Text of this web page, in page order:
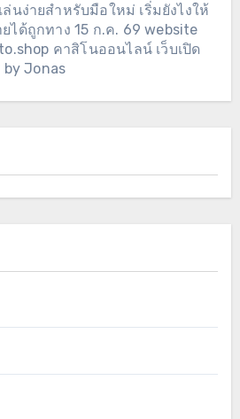
นง่ายสำหรับมือใหม่ เริ่มยังไงให้
ยได้ถูกทาง 15 ก.ค. 69 website
คาสิโนออนไลน์ เว็บเปิด
by Jonas